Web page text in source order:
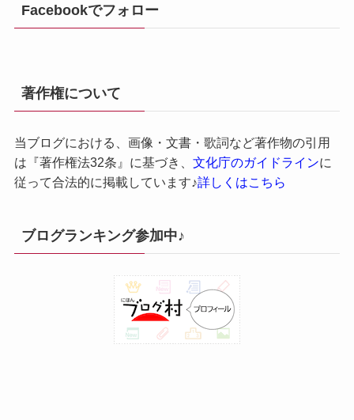
Facebookでフォロー
著作権について
当ブログにおける、画像・文書・歌詞など著作物の引用
は『著作権法32条』に基づき、 文化庁のガイドラインに
従って合法的に掲載しています♪詳しくはこちら
ブログランキング参加中♪